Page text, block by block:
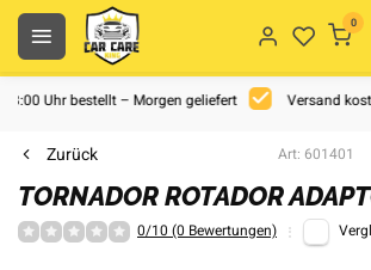
0
Uhr bestellt – Morgen geliefert Versand
Zurück Art: 601401
TORNADOR ROTADOR
0/10 (0 Bewertungen)